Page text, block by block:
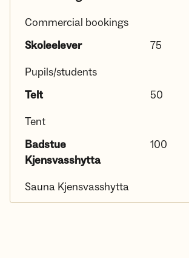
Commercial bookings
Skoleelever
Pupils/students
75
Telt
Tent
50
Badstue
Kjensvasshytta
Sauna Kjensvasshytta
100